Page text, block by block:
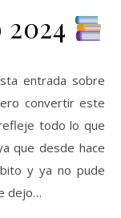
entrada sobre
convertir este
todo lo que
que desde hace
y ya no pude
dejo…